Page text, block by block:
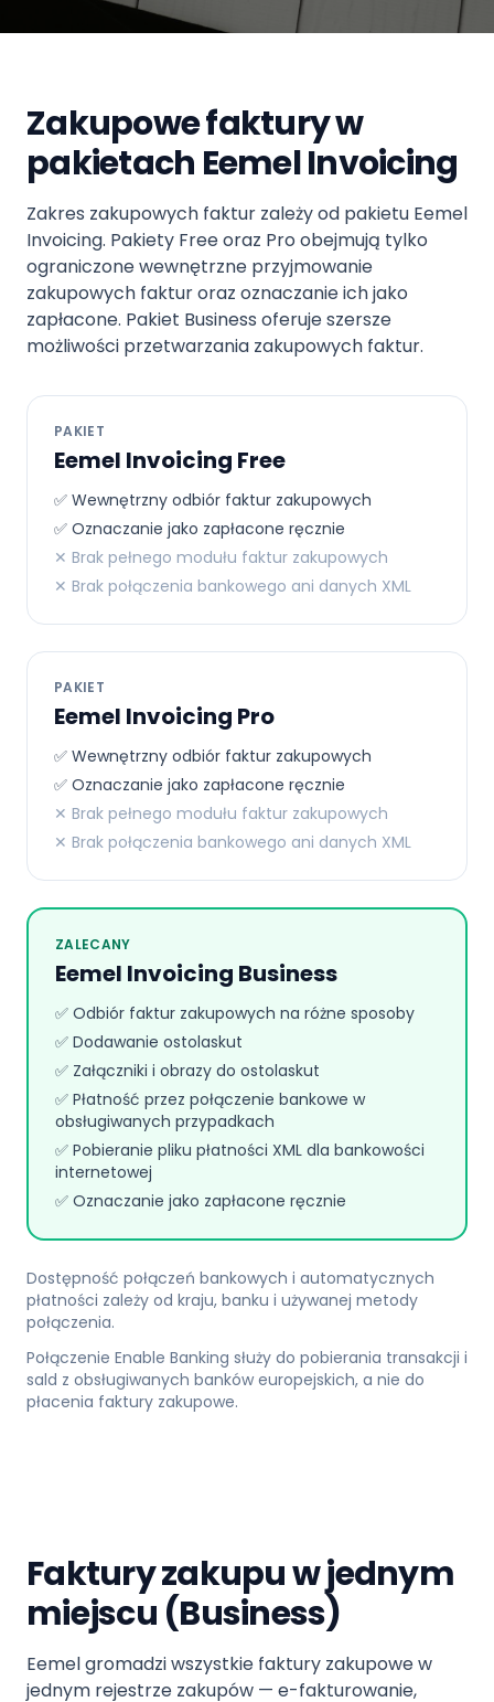
Zakupowe faktury w
pakietach Eemel Invoicing
Zakres zakupowych faktur zależy od pakietu Eemel
Invoicing. Pakiety Free oraz Pro obejmują tylko
ograniczone wewnętrzne przyjmowanie
zakupowych faktur oraz oznaczanie ich jako
zapłacone. Pakiet Business oferuje szersze
możliwości przetwarzania zakupowych faktur.
PAKIET
Eemel Invoicing Free
✅ Wewnętrzny odbiór faktur zakupowych
✅ Oznaczanie jako zapłacone ręcznie
✕ Brak pełnego modułu faktur zakupowych
✕ Brak połączenia bankowego ani danych XML
PAKIET
Eemel Invoicing Pro
✅ Wewnętrzny odbiór faktur zakupowych
✅ Oznaczanie jako zapłacone ręcznie
✕ Brak pełnego modułu faktur zakupowych
✕ Brak połączenia bankowego ani danych XML
ZALECANY
Eemel Invoicing Business
✅ Odbiór faktur zakupowych na różne sposoby
✅ Dodawanie ostolaskut
✅ Załączniki i obrazy do ostolaskut
✅ Płatność przez połączenie bankowe w
obsługiwanych przypadkach
✅ Pobieranie pliku płatności XML dla bankowości
internetowej
✅ Oznaczanie jako zapłacone ręcznie
Dostępność połączeń bankowych i automatycznych
płatności zależy od kraju, banku i używanej metody
połączenia.
Połączenie Enable Banking służy do pobierania transakcji i
sald z obsługiwanych banków europejskich, a nie do
płacenia faktury zakupowe.
Faktury zakupu w jednym
miejscu (Business)
Eemel gromadzi wszystkie faktury zakupowe w
jednym rejestrze zakupów — e-fakturowanie,